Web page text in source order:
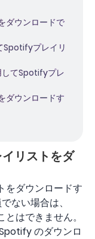
ダウンロードで
Spotifyプレイリ
してSpotifyプレ
ダウンロードす
リストをダ
をダウンロードす
ない場合は、
はできません。
のダウンロ